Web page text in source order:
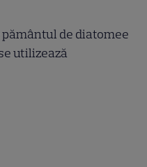
pământul de diatomee
utilizează